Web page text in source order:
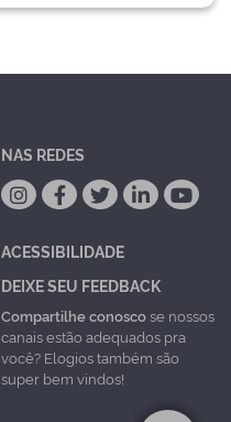
NAS REDES
ACESSIBILIDADE
DEIXE SEU FEEDBACK
Compartilhe conoscose nossos
canais estão adequados pra
você? Elogios também são
super bem vindos!